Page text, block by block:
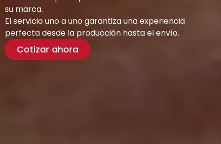
su marca.
El servicio uno a uno garantiza una experiencia
perfecta desde la producción hasta el envío.
Cotizar ahora